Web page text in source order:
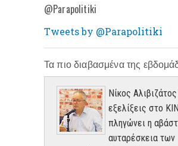
@Parapolitiki
Tweets by @Parapolitiki
Τα πιο διαβασμένα της
Νίκος Αλιβιζάτος
εξελίξεις στο
πληγώνει η
αυταρέσκεια των